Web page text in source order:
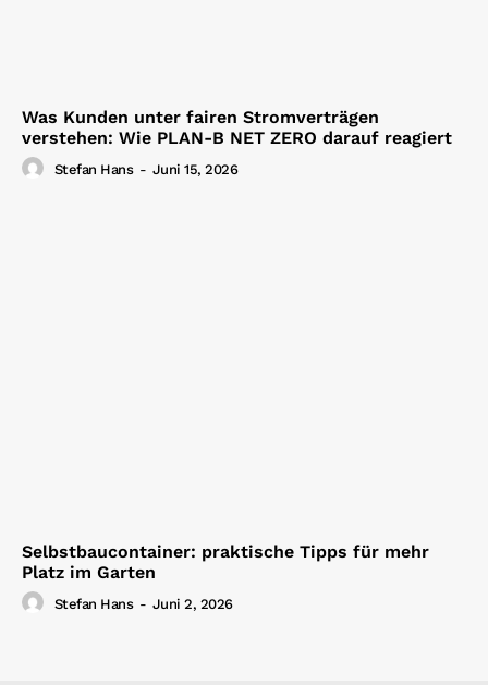
Was Kunden unter fairen Stromverträgen
verstehen: Wie PLAN-B NET ZERO darauf reagiert
Stefan Hans - Juni 15, 2026
Selbstbaucontainer: praktische Tipps für mehr
Platz im Garten
Stefan Hans - Juni 2, 2026